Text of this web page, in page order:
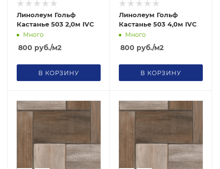
Линолеум Гольф
Кастанье 503 2,0м IVC
Много
800 руб./м2
В КОРЗИНУ
Линолеум Гольф
Кастанье 503 4,0м IVC
Много
800 руб./м2
В КОРЗИНУ